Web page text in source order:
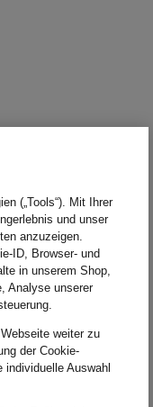
(„Tools“). Mit Ihrer
und unser
anzuzeigen.
ID, Browser- und
in unserem Shop,
Analyse unserer
weiter zu
der Cookie-
Auswahl